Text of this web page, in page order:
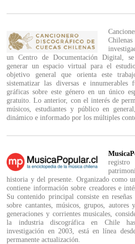
un Centro de Documentación Digital,
generar un espacio virtual para el
objetivo general que orienta este
sistematizar las diversas e innumerables
gráficas sobre este género en un único
gratuito. Lo anterior, con el interés de
músicos, estudiantes y público en
dinámico e informado por los múltiples
historia y del presente. Organizado como
contiene información sobre creadores e
Su contenido principal consiste en
sobre cantantes, músicos, grupos, autores
generaciones y corrientes musicales,
la industria discográfica en Chile
investigación en 2003, está en línea
permanente actualización.